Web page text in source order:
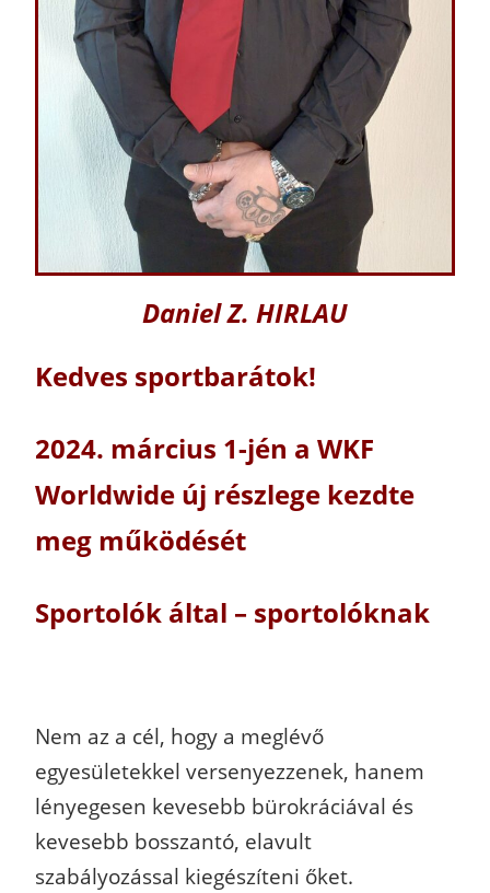
Daniel Z. HIRLAU
Kedves sportbarátok!
2024. március 1-jén a WKF
Worldwide új részlege kezdte
meg működését
Sportolók által – sportolóknak
Nem az a cél, hogy a meglévő
egyesületekkel versenyezzenek, hanem
lényegesen kevesebb bürokráciával és
kevesebb bosszantó, elavult
szabályozással kiegészíteni őket.